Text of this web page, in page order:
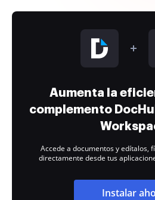
Aumenta la
complemento
Accede a documentos y edítalos,
directamente desde tus
Instalar